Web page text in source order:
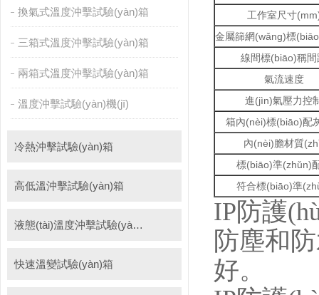
換氣式溫度沖擊試驗(yàn)箱
三箱式溫度沖擊試驗(yàn)箱
兩箱式溫度沖擊試驗(yàn)箱
溫度沖擊試驗(yàn)機(jī)
冷熱沖擊試驗(yàn)箱
高低溫沖擊試驗(yàn)箱
液態(tài)溫度沖擊試驗(yàn)箱
快速溫變試驗(yàn)箱
工作室尺寸
金屬篩網(wǎng)標
線間標(biāo)稱間
氣流速度
進(jìn)氣壓力控
箱內(nèi)標(biāo)配
內(nèi)膽材質
標(biāo)準(zhǔn)
符合標(biāo)準
IP防護
防塵和
好。